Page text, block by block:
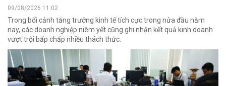
09/08/2026 11:02
Trong bối cảnh tăng trưởng kinh tế tích cực trong nửa đầu năm
nay, các doanh nghiệp niêm yết cũng ghi nhận kết quả kinh doanh
vượt trội bấp chấp nhiều thách thức.